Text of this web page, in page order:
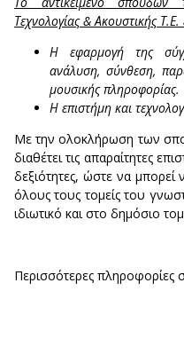
Τεχνολογίας & Ακουστικής Τ.Ε.
Η εφαρμογή της
ανάλυση, σύνθεση,
μουσικής πληροφορίας.
Η επιστήμη και
Με την ολοκλήρωση των
διαθέτει τις απαραίτητες
δεξιότητες, ώστε να μπορεί
όλους τους τομείς του
ιδιωτικό και στο δημόσιο
Περισσότερες πληροφορίες